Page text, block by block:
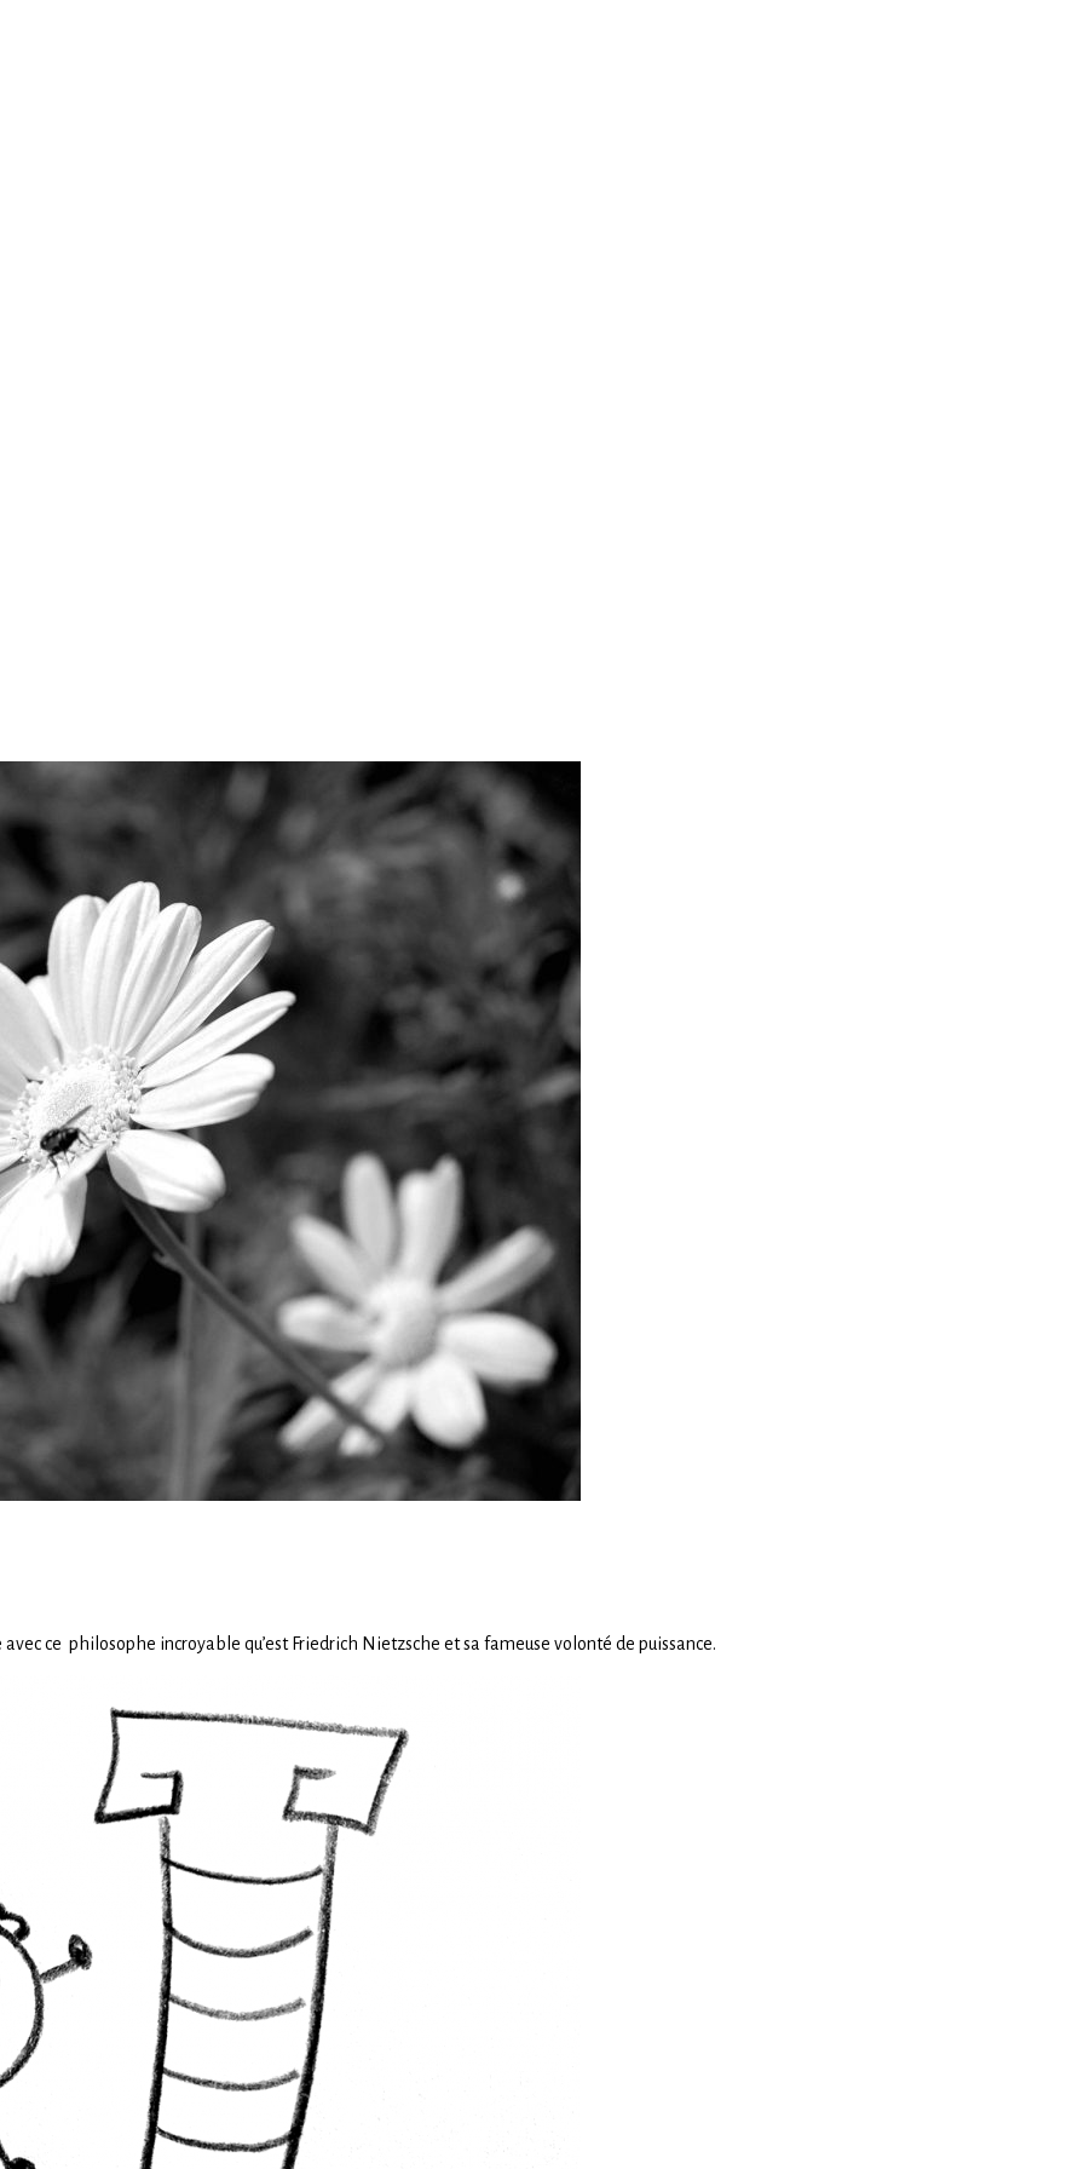
ce philosophe incroyable qu’est Friedrich Nietzsche et sa fameuse volonté de puissance.